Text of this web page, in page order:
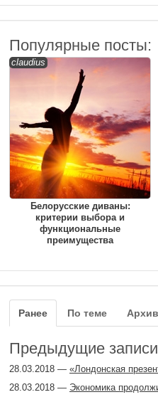
Популярные посты:
claudius
Белорусские диваны:
критерии выбора и
функциональные
преимущества
Ранее По теме Архив
Предыдущие записи
28.03.2018 — «Лондонская
28.03.2018 — Экономика